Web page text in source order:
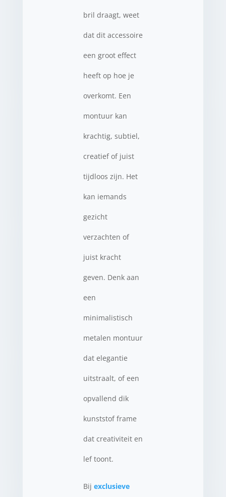
bril draagt, weet
dat dit accessoire
een groot effect
heeft op hoe je
overkomt. Een
montuur kan
krachtig, subtiel,
creatief of juist
tijdloos zijn. Het
kan iemands
gezicht
verzachten of
juist kracht
geven. Denk aan
een
minimalistisch
metalen montuur
dat elegantie
uitstraalt, of een
opvallend dik
kunststof frame
dat creativiteit en
lef toont.
Bij exclusieve